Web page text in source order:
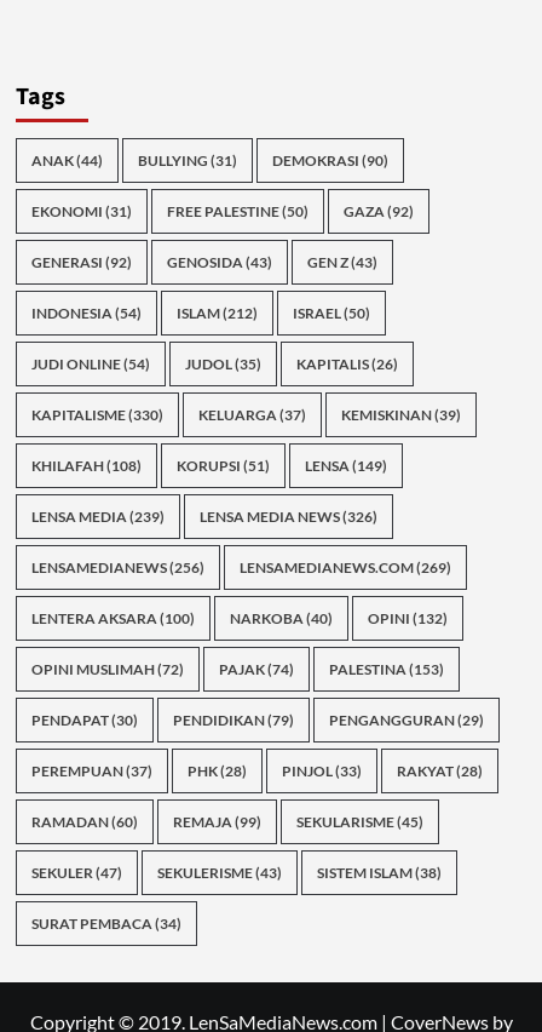
Tags
ANAK(44) BULLYING (31) DEMOKRASI (90)
EKONOMI (31) FREE PALESTINE(50) GAZA(92)
GENERASI (92) GENOSIDA(43) GEN Z(43)
INDONESIA(54) ISLAM(212) ISRAEL(50)
JUDI ONLINE(54) JUDOL(35) KAPITALIS(26)
KAPITALISME(330) KELUARGA(37) KEMISKINAN(39)
KHILAFAH(108) KORUPSI (51) LENSA(149)
LENSA MEDIA(239) LENSA MEDIA NEWS(326)
LENSAMEDIANEWS(256) LENSAMEDIANEWS.COM(269)
LENTERA AKSARA(100) NARKOBA(40) OPINI (132)
OPINI MUSLIMAH(72) PAJAK(74) PALESTINA(153)
PENDAPAT(30) PENDIDIKAN(79) PENGANGGURAN(29)
PEREMPUAN(37) PHK(28) PINJOL(33) RAKYAT(28)
RAMADAN(60) REMAJA(99) SEKULARISME(45)
SEKULER(47) SEKULERISME(43) SISTEM ISLAM(38)
SURAT PEMBACA(34)
Copyright © 2019. LenSaMediaNews.com | CoverNewsby